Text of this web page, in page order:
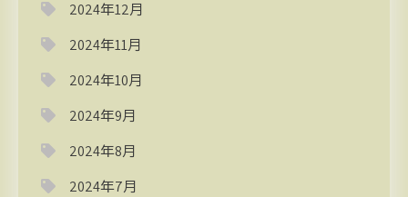
2024年12月
2024年11月
2024年10月
2024年9月
2024年8月
2024年7月